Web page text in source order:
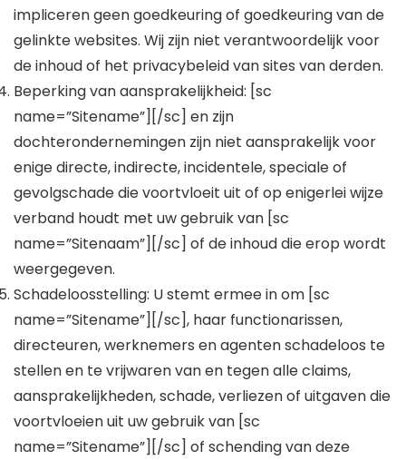
impliceren geen goedkeuring of goedkeuring van de
gelinkte websites. Wij zijn niet verantwoordelijk voor
de inhoud of het privacybeleid van sites van derden.
Beperking van aansprakelijkheid: [sc
name=”Sitename”][/sc] en zijn
dochterondernemingen zijn niet aansprakelijk voor
enige directe, indirecte, incidentele, speciale of
gevolgschade die voortvloeit uit of op enigerlei wijze
verband houdt met uw gebruik van [sc
name=”Sitenaam”][/sc] of de inhoud die erop wordt
weergegeven.
Schadeloosstelling: U stemt ermee in om [sc
name=”Sitename”][/sc], haar functionarissen,
directeuren, werknemers en agenten schadeloos te
stellen en te vrijwaren van en tegen alle claims,
aansprakelijkheden, schade, verliezen of uitgaven die
voortvloeien uit uw gebruik van [sc
name=”Sitename”][/sc] of schending van deze